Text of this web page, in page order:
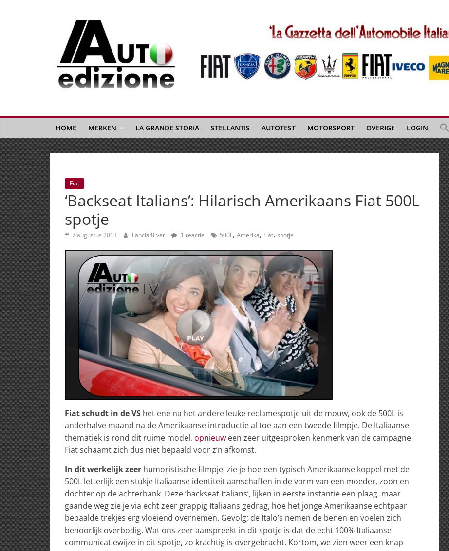
Auto
Edizione
La
Gazetta
dell'Automobile
Italiana
|
Italiaans
autonieuws
&
lifestyle
HOME MERKEN LA GRANDE STORIA STELLANTIS AUTOTEST MOTORSPORT OVERIGE LOGIN
Fiat
‘Backseat Italians’: Hilarisch Amerikaans Fiat 500L
spotje
7 augustus 2013 Lancia4Ever 1 reactie 500L, Amerika, Fiat, spotje
Fiat schudt in de VS het ene na het andere leuke reclamespotje uit de mouw, ook de 500L is
anderhalve maand na de Amerikaanse introductie al toe aan een tweede filmpje. De Italiaanse
thematiek is rond dit ruime model, opnieuw een zeer uitgesproken kenmerk van de campagne.
Fiat schaamt zich dus niet bepaald voor z’n afkomst.
In dit werkelijk zeer humoristische filmpje, zie je hoe een typisch Amerikaanse koppel met de
500L letterlijk een stukje Italiaanse identiteit aanschaffen in de vorm van een moeder, zoon en
dochter op de achterbank. Deze ‘backseat Italians’, lijken in eerste instantie een plaag, maar
gaande weg zie je via echt zeer grappig Italiaans gedrag, hoe het jonge Amerikaanse echtpaar
bepaalde trekjes erg vloeiend overnemen. Gevolg; de Italo’s nemen de benen en voelen zich
behoorlijk overbodig. Wat ons zeer aanspreekt in dit spotje is dat de echt 100% Italiaanse
communicatiewijze in dit spotje, zo krachtig is overgebracht. Kortom, we zien weer een knap